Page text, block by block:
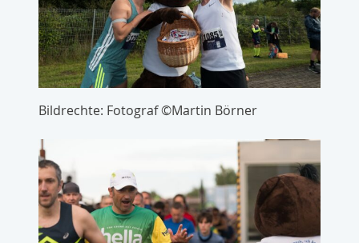
Bildrechte: Fotograf ©Martin Börner